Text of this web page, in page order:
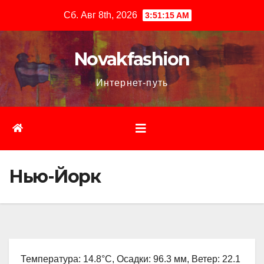
содержимому
Сб. Авг 8th, 2026 3:51:16 AM
Novakfashion
Интернет-путь
Нью-Йорк
Температура: 14.8°C, Осадки: 96.3 мм, Ветер: 22.1